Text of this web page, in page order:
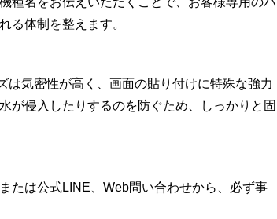
る体制を整えます。
は気密性が高く、画面の貼り付けに特殊な強力
が侵入したりするのを防ぐため、しっかりと固
たは公式LINE、Web問い合わせから、必ず事